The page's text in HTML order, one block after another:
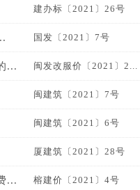
建办标〔2021〕26号
国发〔2021〕7号
... 闽发改服价〔2021〕2...
闽建筑〔2021〕7号
闽建筑〔2021〕6号
厦建筑〔2021〕28号
... 榕建价〔2021〕4号